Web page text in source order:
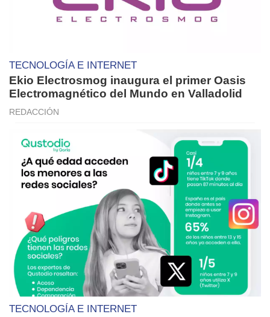
TECNOLOGÍA E INTERNET
Ekio Electrosmog inaugura el primer Oasis
Electromagnético del Mundo en Valladolid
REDACCIÓN
TECNOLOGÍA E INTERNET